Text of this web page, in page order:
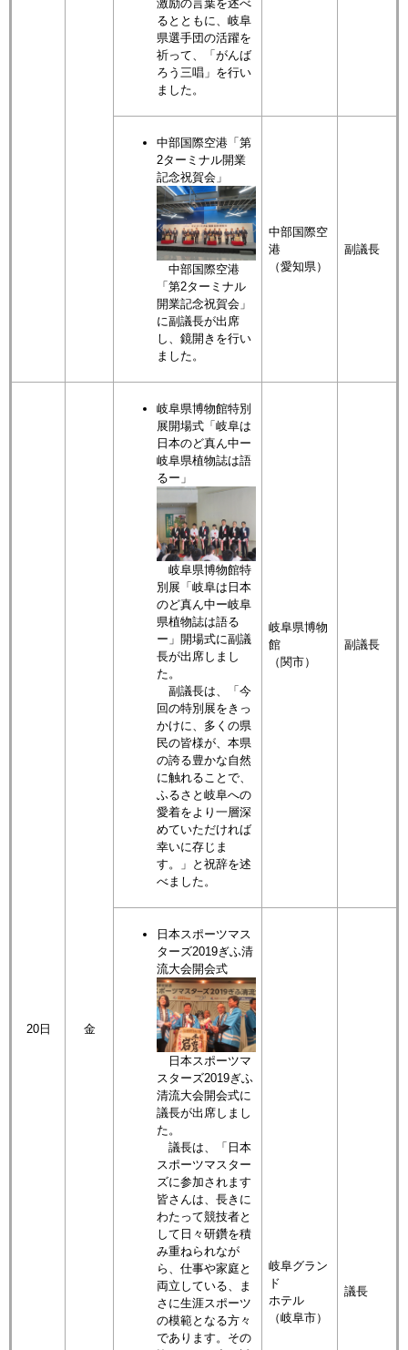
激励の言葉を述べ
るとともに、岐阜
県選手団の活躍を
祈って、「がんば
ろう三唱」を行い
ました。
中部国際空港「第
2ターミナル開業
記念祝賀会」
中部国際空港
「第2ターミナル
開業記念祝賀会」
に副議長が出席
し、鏡開きを行い
ました。
中部国際空
港
（愛知県）
副議長
20日 金
岐阜県博物館特別
展開場式「岐阜は
日本のど真ん中ー
岐阜県植物誌は語
るー」
岐阜県博物館特
別展「岐阜は日本
のど真ん中ー岐阜
県植物誌は語る
ー」開場式に副議
長が出席しまし
た。
副議長は、「今
回の特別展をきっ
かけに、多くの県
民の皆様が、本県
の誇る豊かな自然
に触れることで、
ふるさと岐阜への
愛着をより一層深
めていただければ
幸いに存じま
す。」と祝辞を述
べました。
岐阜県博物
館
（関市）
副議長
日本スポーツマス
ターズ2019ぎふ清
流大会開会式
日本スポーツマ
スターズ2019ぎふ
清流大会開会式に
議長が出席しまし
た。
議長は、「日本
スポーツマスター
ズに参加されます
皆さんは、長きに
わたって競技者と
して日々研鑽を積
み重ねられなが
ら、仕事や家庭と
両立している、ま
さに生涯スポーツ
の模範となる方々
であります。その
岐阜グラン
ド
ホテル
（岐阜市）
議長